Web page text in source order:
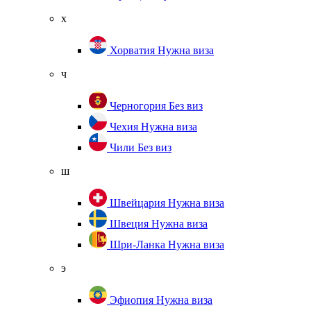
х
Хорватия Нужна виза
ч
Черногория Без виз
Чехия Нужна виза
Чили Без виз
ш
Швейцария Нужна виза
Швеция Нужна виза
Шри-Ланка Нужна виза
э
Эфиопия Нужна виза